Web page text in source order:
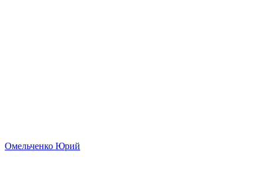
Омельченко Юрий